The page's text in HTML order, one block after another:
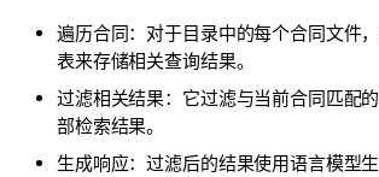
遍历合同：对于目录中的每个合同文件
表来存储相关查询结果。
过滤相关结果：它过滤与当前合同匹配
部检索结果。
生成响应：过滤后的结果使用语言模型